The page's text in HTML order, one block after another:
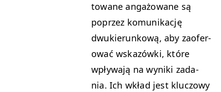
towane angażowane są
poprzez komu­nikację
dwukierunk­ową, aby zaofer­
ować wskazów­ki, które
wpły­wa­ją na wyni­ki zada­
nia. Ich wkład jest kluc­zowy